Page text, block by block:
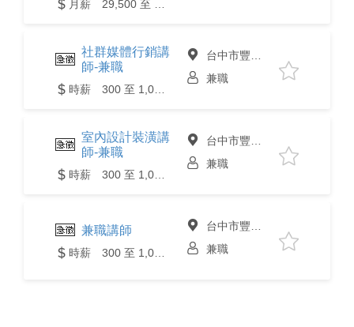
社群媒體行銷講
師-兼職
台中市豐原區
兼職
室內設計裝潢講
師-兼職
台中市豐原區
兼職
兼職講師
台中市豐原區
兼職